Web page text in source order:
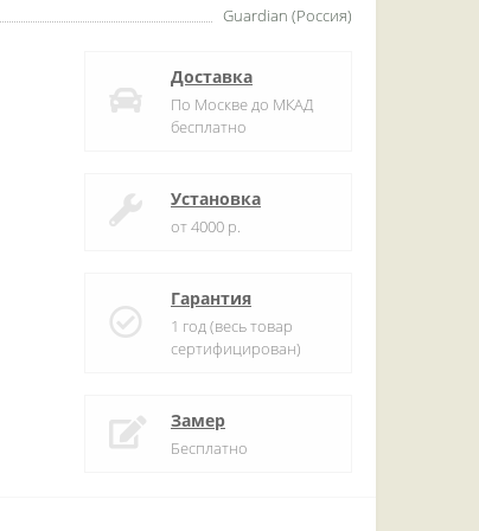
Guardian (Россия)
Доставка
По Москве до МКАД
бесплатно
Установка
от 4000 р.
Гарантия
1 год (весь товар
сертифицирован)
Замер
Бесплатно